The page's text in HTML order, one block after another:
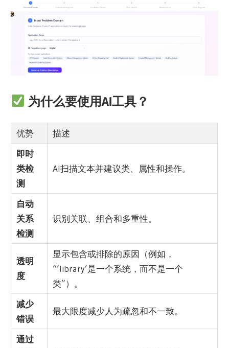
为什么要使用AI工具？
优势
描述
即时
类检
测
AI扫描文本并建议类、属性和操作。
自动
关系
检测
识别关联、组合和多重性。
透明
度
显示包含或排除的原因（例如，
“‘library’是一个系统，而不是一个
类”）。
减少
错误
最大限度减少人为疏忽和不一致。
通过